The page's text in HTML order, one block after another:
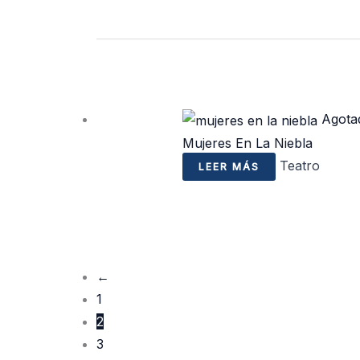
Mujeres En La Niebla
LEER MÁS Teatro
←
1
2
3